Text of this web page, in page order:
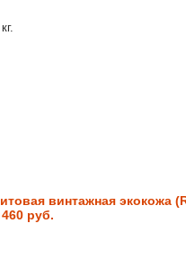
винтажная экокожа
руб.